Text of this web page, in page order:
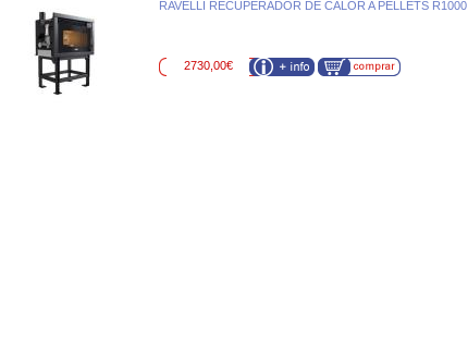
RAVELLI RECUPERADOR DE CALOR A PELLETS R1000
2730,00€